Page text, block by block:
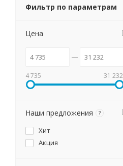
Фильтр по параметрам
Цена
4 735 31 232
Наши предложения ?
Хит
Акция